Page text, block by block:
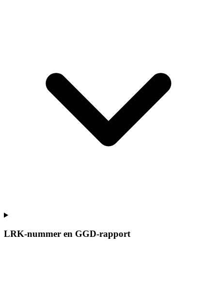
LRK-nummer en GGD-rapport